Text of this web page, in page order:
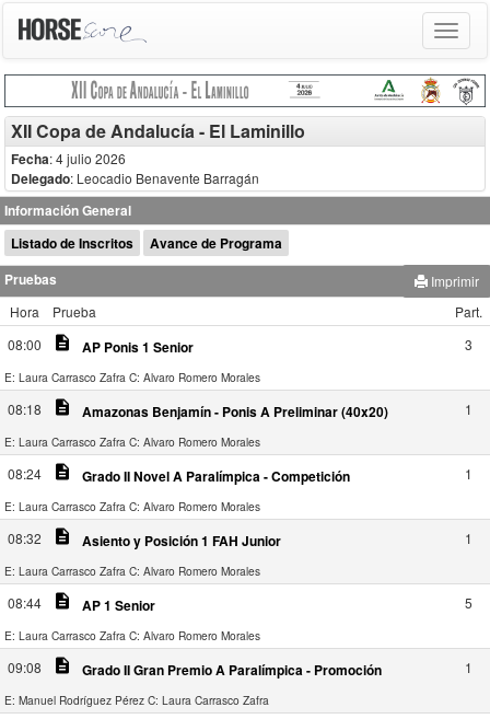
Toggle
XII Copa de Andalucía - El Laminillo
Fecha: 4 julio 2026
Delegado: Leocadio Benavente Barragán
Información General
Listado de Inscritos
Avance de Programa
Pruebas
Imprimir
Hora
Prueba
Part.
08:00
description AP Ponis 1 Senior 3
E: Laura Carrasco Zafra C: Alvaro Romero Morales
08:18 description Amazonas Benjamín - Ponis A Preliminar (40x20) 1
E: Laura Carrasco Zafra C: Alvaro Romero Morales
08:24 description Grado II Novel A Paralímpica - Competición 1
E: Laura Carrasco Zafra C: Alvaro Romero Morales
08:32 description Asiento y Posición 1 FAH Junior 1
E: Laura Carrasco Zafra C: Alvaro Romero Morales
08:44 description AP 1 Senior 5
E: Laura Carrasco Zafra C: Alvaro Romero Morales
09:08 description Grado II Gran Premio A Paralímpica - Promoción 1
E: Manuel Rodríguez Pérez C: Laura Carrasco Zafra